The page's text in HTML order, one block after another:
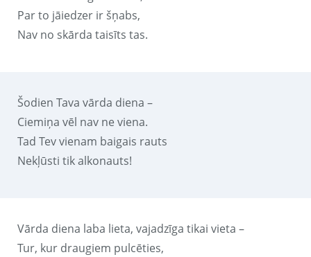
Par to jāiedzer ir šņabs,
Nav no skārda taisīts tas.
Šodien Tava vārda diena –
Ciemiņa vēl nav ne viena.
Tad Tev vienam baigais rauts
Nekļūsti tik alkonauts!
Vārda diena laba lieta, vajadzīga tikai vieta –
Tur, kur draugiem pulcēties,